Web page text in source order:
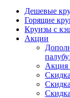
Дешевые
Горящие
Круизы с
Акции
Акция